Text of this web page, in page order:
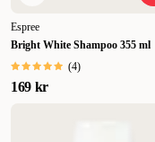
Espree
Bright White Shampoo 355 ml
(4)
169 kr